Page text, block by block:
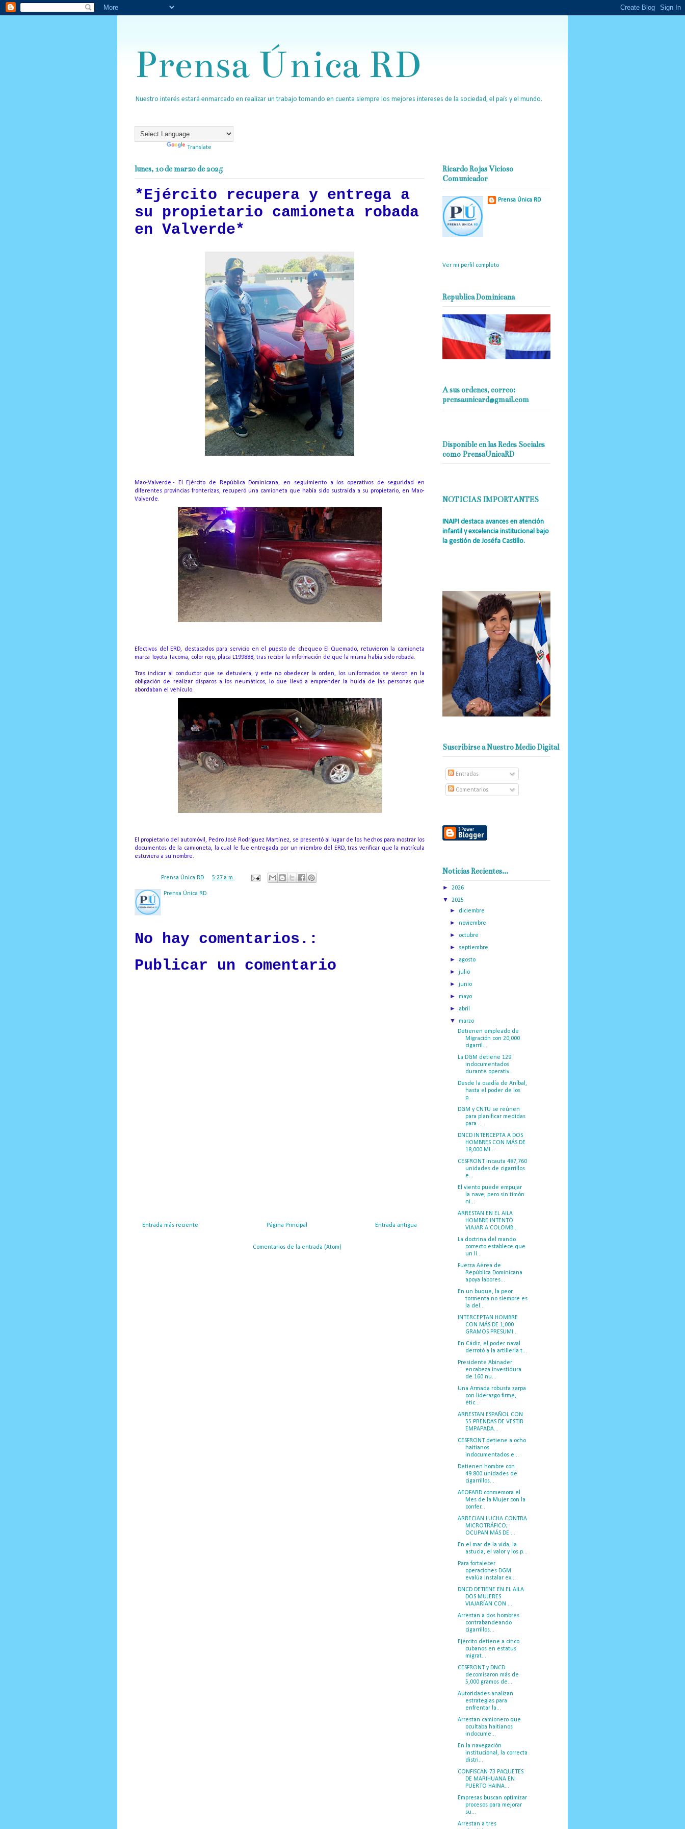
Prensa Única RD
Nuestro interés estará enmarcado en realizar un trabajo tomando en cuenta siempre los mejores intereses de la sociedad, el país y el mundo.
Translate
lunes, 10 de marzo de 2025
*Ejército recupera y entrega a
su propietario camioneta robada
en Valverde*
Mao-Valverde.- El Ejército de República Dominicana, en seguimiento a los operativos de seguridad en
diferentes provincias fronterizas, recuperó una camioneta que había sido sustraída a su propietario, en Mao-
Valverde.
Efectivos del ERD, destacados para servicio en el puesto de chequeo El Quemado, retuvieron la camioneta
marca Toyota Tacoma, color rojo, placa L199888, tras recibir la información de que la misma había sido robada.
Tras indicar al conductor que se detuviera, y este no obedecer la orden, los uniformados se vieron en la
obligación de realizar disparos a los neumáticos, lo que llevó a emprender la huída de las personas que
abordaban el vehículo.
El propietario del automóvil, Pedro José Rodríguez Martínez, se presentó al lugar de los hechos para mostrar los
documentos de la camioneta, la cual le fue entregada por un miembro del ERD, tras verificar que la matrícula
estuviera a su nombre.
Prensa Única RD 5:27 a.m.
Prensa Única RD
No hay comentarios.:
Publicar un comentario
Entrada más reciente Entrada antigua
Página Principal
Comentarios de la entrada (Atom)
Ricardo Rojas Vicioso
Comunicador
Prensa Única RD
Ver mi perfil completo
Republica Dominicana
A sus ordenes, correo:
prensaunicard@gmail.com
Disponible en las Redes Sociales
como PrensaUnicaRD
NOTICIAS IMPORTANTES
INAIPI destaca avances en atención
infantil y excelencia institucional bajo
la gestión de Joséfa Castillo.
Suscribirse a Nuestro Medio Digital
Entradas
Comentarios
Noticias Recientes...
► 2026
▼ 2025
► diciembre
►noviembre
► octubre
► septiembre
► agosto
►julio
►junio
►mayo
► abril
▼marzo
Detienen empleado de
Migración con 20,000
cigarril...
La DGM detiene 129
indocumentados
durante operativ...
Desde la osadía de Aníbal,
hasta el poder de los
p...
DGM y CNTU se reúnen
para planificar medidas
para ...
DNCD INTERCEPTA A DOS
HOMBRES CON MÁS DE
18,000 MI...
CESFRONT incauta 487,760
unidades de cigarrillos
e...
El viento puede empujar
la nave, pero sin timón
ni...
ARRESTAN EN EL AILA
HOMBRE INTENTÓ
VIAJAR A COLOMB...
La doctrina del mando
correcto establece que
un lí...
Fuerza Aérea de
República Dominicana
apoya labores...
En un buque, la peor
tormenta no siempre es
la del...
INTERCEPTAN HOMBRE
CON MÁS DE 1,000
GRAMOS PRESUMI...
En Cádiz, el poder naval
derrotó a la artillería t...
Presidente Abinader
encabeza investidura
de 160 nu...
Una Armada robusta zarpa
con liderazgo firme,
étic...
ARRESTAN ESPAÑOL CON
55 PRENDAS DE VESTIR
EMPAPADA...
CESFRONT detiene a ocho
haitianos
indocumentados e...
Detienen hombre con
49.800 unidades de
cigarrillos...
AEOFARD conmemora el
Mes de la Mujer con la
confer...
ARRECIAN LUCHA CONTRA
MICROTRÁFICO;
OCUPAN MÁS DE ...
En el mar de la vida, la
astucia, el valor y los p...
Para fortalecer
operaciones DGM
evalúa instalar ex...
DNCD DETIENE EN EL AILA
DOS MUJERES
VIAJARÍAN CON ...
Arrestan a dos hombres
contrabandeando
cigarrillos...
Ejército detiene a cinco
cubanos en estatus
migrat...
CESFRONT y DNCD
decomisaron más de
5,000 gramos de...
Autoridades analizan
estrategias para
enfrentar la...
Arrestan camionero que
ocultaba haitianos
indocume...
En la navegación
institucional, la correcta
distri...
CONFISCAN 73 PAQUETES
DE MARIHUANA EN
PUERTO HAINA...
Empresas buscan optimizar
procesos para mejorar
su...
Arrestan a tres